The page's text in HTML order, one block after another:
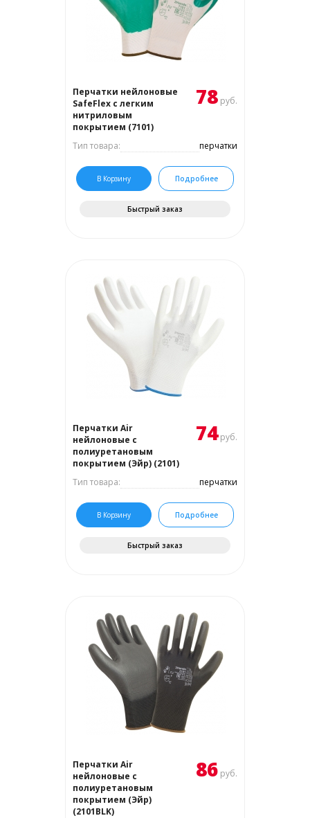
Перчатки нейлоновые
SafeFlex с легким
нитриловым
покрытием (7101)
78 руб.
Тип товара: перчатки
В Корзину Подробнее
Быстрый заказ
Перчатки Air
нейлоновые с
полиуретановым
покрытием (Эйр) (2101)
74руб.
Тип товара: перчатки
В Корзину Подробнее
Быстрый заказ
Перчатки Air
нейлоновые с
полиуретановым
покрытием (Эйр)
(2101BLK)
86 руб.